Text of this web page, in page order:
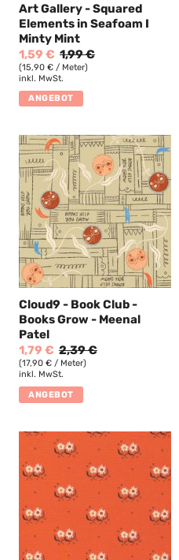
Art Gallery - Squared
Elements in Seafoam I
Minty Mint
1,59 € 1,99 €
(15,90 € / Meter)
inkl. MwSt.
ANGEBOT
Cloud9 - Book Club -
Books Grow - Meenal
Patel
1,79 € 2,39 €
(17,90 € / Meter)
inkl. MwSt.
ANGEBOT